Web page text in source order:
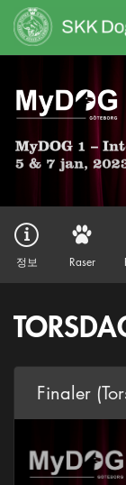
정보 Raser
Finaler